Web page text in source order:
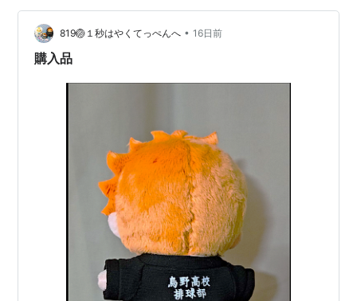
クリック: 2回
作者:古舘春一
出版社/メーカー:集英社
発売日: 2013/01/04
メディア:コミック
購入
: 2人クリック: 24回
この商品を含むブログ (18件) を見る
ハイキュー!! 5 (ジャンプコミック
ス)
819🏐１秒はやくてっぺんへ • 16日前
購入品